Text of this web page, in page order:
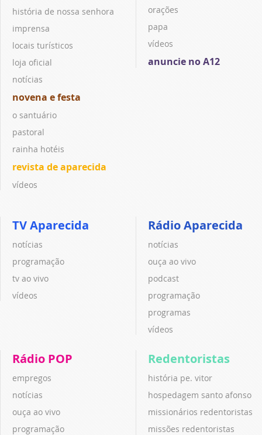
história de nossa senhora
imprensa
locais turísticos
loja oficial
notícias
novena e festa
o santuário
pastoral
rainha hotéis
revista de aparecida
vídeos
orações
papa
vídeos
anuncie no A12
TV Aparecida
notícias
programação
tv ao vivo
vídeos
Rádio Aparecida
notícias
ouça ao vivo
podcast
programação
programas
vídeos
Rádio POP
empregos
notícias
ouça ao vivo
programação
Redentoristas
história pe. vitor
hospedagem santo afonso
missionários redentoristas
missões redentoristas